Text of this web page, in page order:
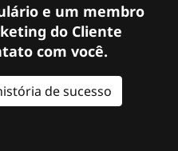
e um membro
do Cliente
com você.
de sucesso